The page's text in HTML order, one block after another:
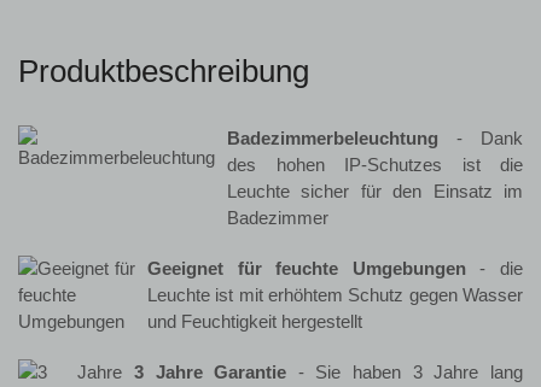
Produktbeschreibung
Badezimmerbeleuchtung - Dank
des hohen IP-Schutzes ist die
Leuchte sicher für den Einsatz im
Badezimmer
Geeignet für feuchte Umgebungen- die
Leuchte ist mit erhöhtem Schutz gegen Wasser
und Feuchtigkeit hergestellt
3 Jahre Garantie - Sie haben 3 Jahre lang